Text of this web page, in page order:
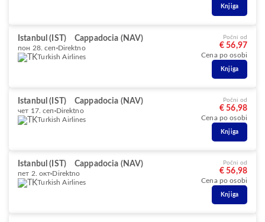
Knjiga
Istanbul (IST) Cappadocia (NAV)
пон 28. сеп Direktno
Turkish Airlines
Počni od
€ 56,97
Cena po osobi
Knjiga
Istanbul (IST) Cappadocia (NAV)
чет 17. сеп Direktno
Turkish Airlines
Počni od
€ 56,98
Cena po osobi
Knjiga
Istanbul (IST) Cappadocia (NAV)
пет 2. окт Direktno
Turkish Airlines
Počni od
€ 56,98
Cena po osobi
Knjiga